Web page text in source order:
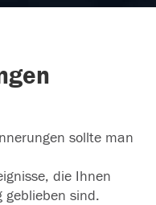
sollte man
die Ihnen
geblieben sind.